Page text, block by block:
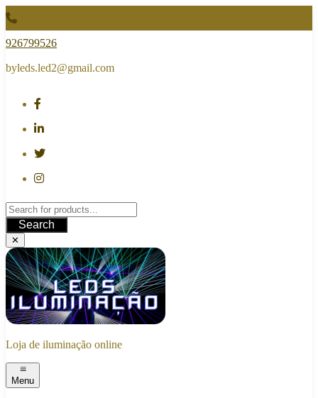
Skip
to
content
926799526
byleds.led2@gmail.com
Search
✕
Loja de iluminação online
Menu